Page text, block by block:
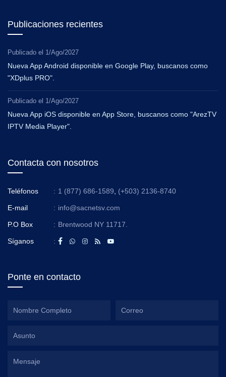
Publicaciones recientes
Publicado el 1/Ago/2027
Nueva App Android disponible en Google Play, buscanos como
"XDplus PRO".
Publicado el 1/Ago/2027
Nueva App iOS disponible en App Store, buscanos como "ArezTV
IPTV Media Player".
Contacta con nosotros
Teléfonos : 1 (877) 686-1589 (+503) 2136-8740
E-mail : info@sacnetsv.com
P.O Box : Brentwood NY 11717.
Síganos :
Ponte en contacto